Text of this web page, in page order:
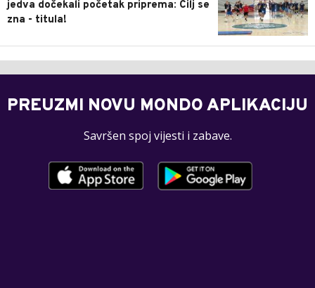
jedva dočekali početak priprema: Cilj se
zna - titula!
PREUZMI NOVU MONDO APLIKACIJU
Savršen spoj vijesti i zabave.